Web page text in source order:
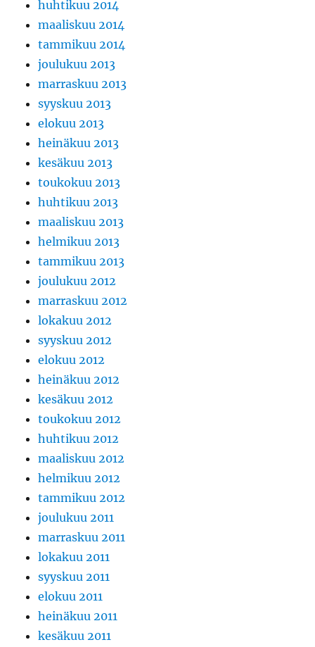
huhtikuu 2014
maaliskuu 2014
tammikuu 2014
joulukuu 2013
marraskuu 2013
syyskuu 2013
elokuu 2013
heinäkuu 2013
kesäkuu 2013
toukokuu 2013
huhtikuu 2013
maaliskuu 2013
helmikuu 2013
tammikuu 2013
joulukuu 2012
marraskuu 2012
lokakuu 2012
syyskuu 2012
elokuu 2012
heinäkuu 2012
kesäkuu 2012
toukokuu 2012
huhtikuu 2012
maaliskuu 2012
helmikuu 2012
tammikuu 2012
joulukuu 2011
marraskuu 2011
lokakuu 2011
syyskuu 2011
elokuu 2011
heinäkuu 2011
kesäkuu 2011